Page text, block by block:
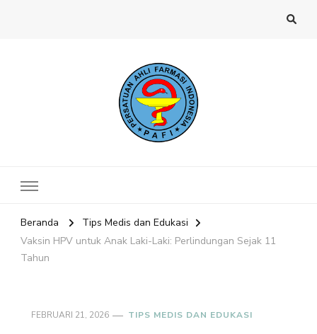
Beranda
Tips Medis dan Edukasi
Vaksin HPV untuk Anak Laki-Laki: Perlindungan Sejak 11
Tahun
FEBRUARI 21, 2026 TIPS MEDIS DAN EDUKASI